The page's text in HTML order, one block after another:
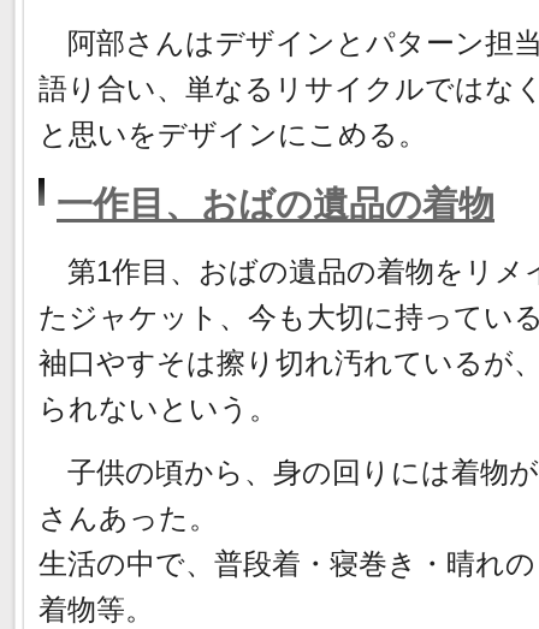
阿部さんはデザインとパターン担
語り合い、単なるリサイクルではな
と思いをデザインにこめる。
一作目、おばの遺品の着物
第1作目、おばの遺品の着物をリメ
たジャケット、今も大切に持って
袖口やすそは擦り切れ汚れているが
られないという。
子供の頃から、身の回りには着物
さんあった。
生活の中で、普段着・寝巻き・晴れ
着物等。